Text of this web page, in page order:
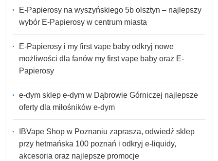
E-Papierosy na wyszyńskiego 5b olsztyn – najlepszy
wybór E-Papierosy w centrum miasta
E-Papierosy i my first vape baby odkryj nowe
możliwości dla fanów my first vape baby oraz E-
Papierosy
e-dym sklep e-dym w Dąbrowie Górniczej najlepsze
oferty dla miłośników e-dym
IBVape Shop w Poznaniu zaprasza, odwiedź sklep
przy hetmańska 100 poznań i odkryj e-liquidy,
akcesoria oraz najlepsze promocje